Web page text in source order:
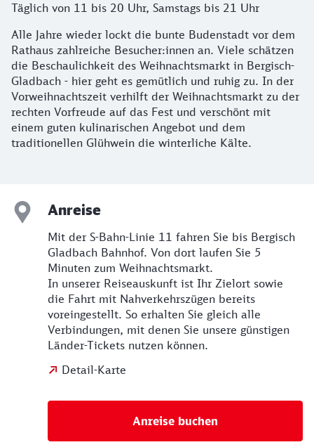
Täglich von 11 bis 20 Uhr, Samstags bis 21 Uhr
Alle Jahre wieder lockt die bunte Budenstadt vor dem
Rathaus zahlreiche Besucher:innen an. Viele schätzen
die Beschaulichkeit des Weihnachtsmarkt in Bergisch-
Gladbach - hier geht es gemütlich und ruhig zu. In der
Vorweihnachtszeit verhilft der Weihnachtsmarkt zu der
rechten Vorfreude auf das Fest und verschönt mit
einem guten kulinarischen Angebot und dem
traditionellen Glühwein die winterliche Kälte.
Anreise
Mit der S-Bahn-Linie 11 fahren Sie bis Bergisch
Gladbach Bahnhof. Von dort laufen Sie 5
Minuten zum Weihnachtsmarkt.
In unserer Reiseauskunft ist Ihr Zielort sowie
die Fahrt mit Nahverkehrszügen bereits
voreingestellt. So erhalten Sie gleich alle
Verbindungen, mit denen Sie unsere günstigen
Länder-Tickets nutzen können.
Detail-Karte
Anreise buchen